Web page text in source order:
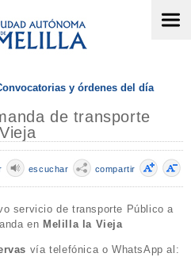
y órdenes del día
de transporte
compartir
escuchar
servicio de transporte Público a
en Melilla la Vieja
vía telefónica o WhatsApp al: